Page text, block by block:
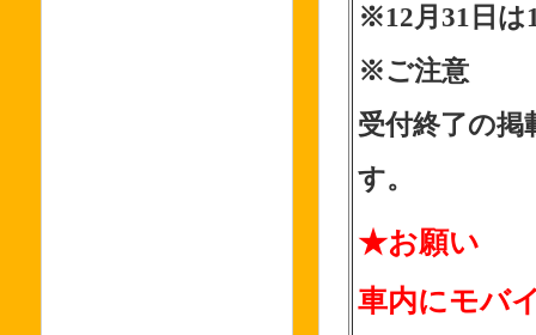
※12月31日は
※ご注意
受付終了の
す。
★お願い
車内にモバ